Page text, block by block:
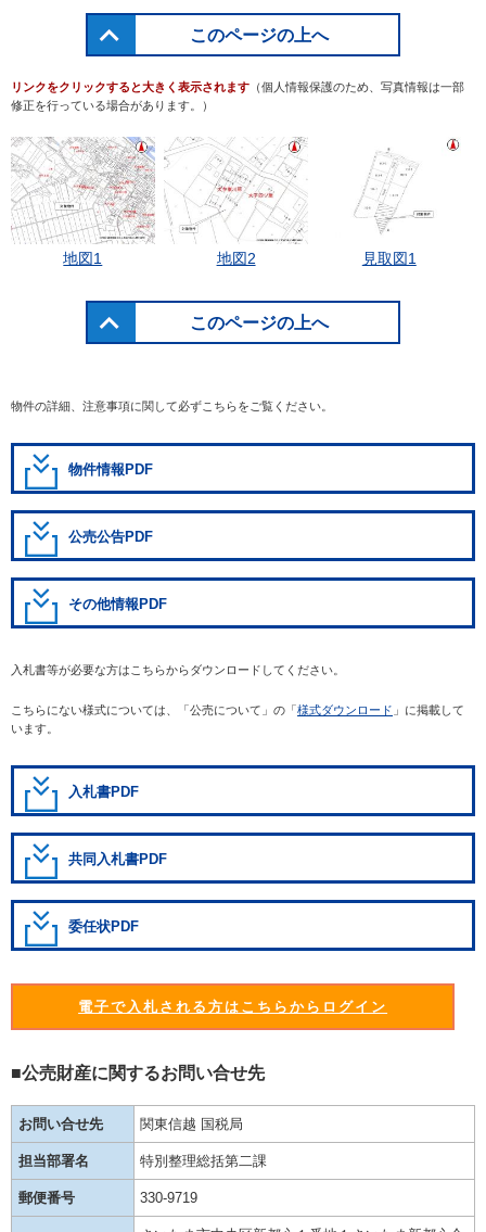
このページの上へ
リンクをクリックすると大きく表示されます （個人情報保護のため、写真情報は一部
修正を行っている場合があります。）
地図1 地図2 見取図1
このページの上へ
物件の詳細、注意事項に関して必ずこちらをご覧ください。
物件情報PDF
公売公告PDF
その他情報PDF
入札書等が必要な方はこちらからダウンロードしてください。
こちらにない様式については、「公売について」の「様式ダウンロード 」に掲載して
います。
入札書PDF
共同入札書PDF
委任状PDF
電子で入札される方はこちらからログイン
■公売財産に関するお問い合せ先
お問い合せ先 関東信越 国税局
担当部署名 特別整理総括第二課
郵便番号 330-9719